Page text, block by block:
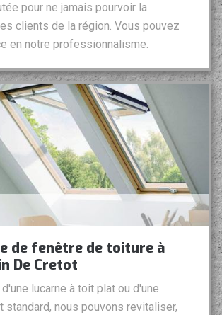
pour ne jamais pourvoir la
clients de la région. Vous pouvez
en notre professionnalisme.
de fenêtre de toiture à
De Cretot
lucarne à toit plat ou d'une
standard, nous pouvons revitaliser,